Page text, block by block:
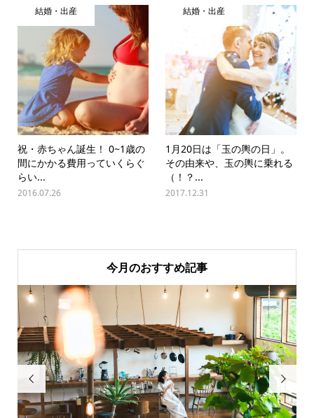
結婚・出産
祝・赤ちゃん誕生！ 0~1歳の
間にかかる費用っていくらぐ
らい...
2016.07.26
結婚・出産
1月20日は「玉の輿の日」。
その由来や、玉の輿に乗れる
（！？...
2017.12.31
今月のおすすめ記事
 